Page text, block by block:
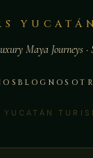
Maya Journeys ·
BLOG